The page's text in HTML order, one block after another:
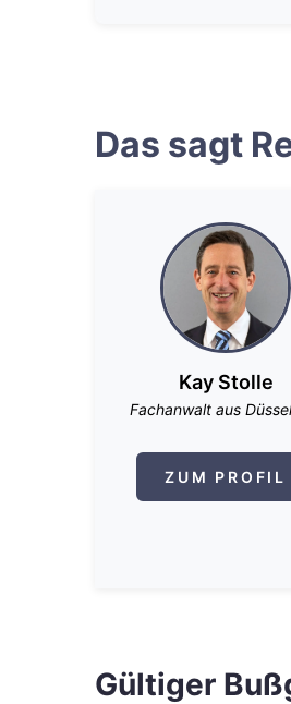
Das sagt
Kay Stolle
Fachanwalt aus
ZUM PROFIL
Gültiger